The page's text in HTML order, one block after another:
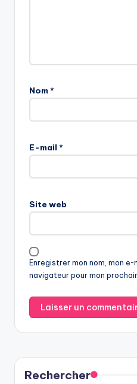
Nom *
E-mail *
Site web
Enregistrer mon nom, mon
navigateur pour mon
Rechercher